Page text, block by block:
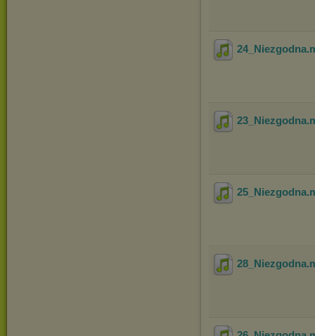
24_Niezgodna
23_Niezgodna
25_Niezgodna
28_Niezgodna